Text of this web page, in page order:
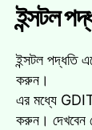
ইন্সটল
ইন্সটল পদ্ধতি
করুন।
এর মধ্যে
করুন। দেখবেন